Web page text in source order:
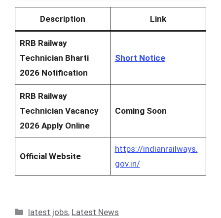
Description Link
RRB Railway
Technician Bharti
2026 Notification
Short Notice
RRB Railway
Technician Vacancy
2026 Apply Online
Coming Soon
Official Website
https://indianrailways.
gov.in/
Categories
latest jobs, Latest News